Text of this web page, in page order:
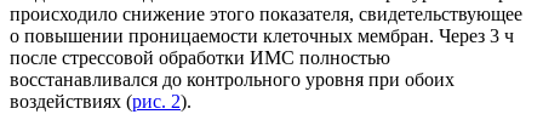
происходило снижение этого показателя, свидетельствующее
о повышении проницаемости клеточных мембран. Через 3 ч
после стрессовой обработки ИМС полностью
восстанавливался до контрольного уровня при обоих
воздействиях (рис. 2).